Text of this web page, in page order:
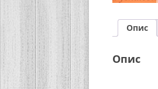
Опис
Опис